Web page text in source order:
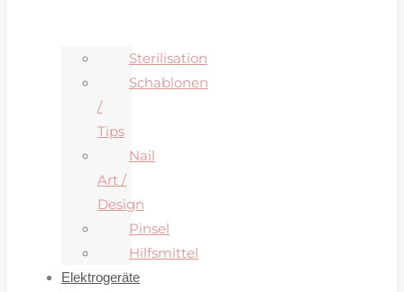
Sterilisation
Schablonen
/
Tips
Nail
Art /
Design
Pinsel
Hilfsmittel
Elektrogeräte